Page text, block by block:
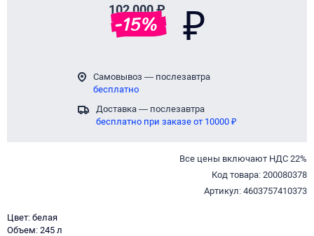
102 000 ₽
-15% ₽
Самовывоз — послезавтра
бесплатно
Доставка — послезавтра
бесплатно при заказе от 10000 ₽
Все цены включают НДС 22%
Код товара: 200080378
Артикул: 4603757410373
Цвет: белая
Объем: 245 л